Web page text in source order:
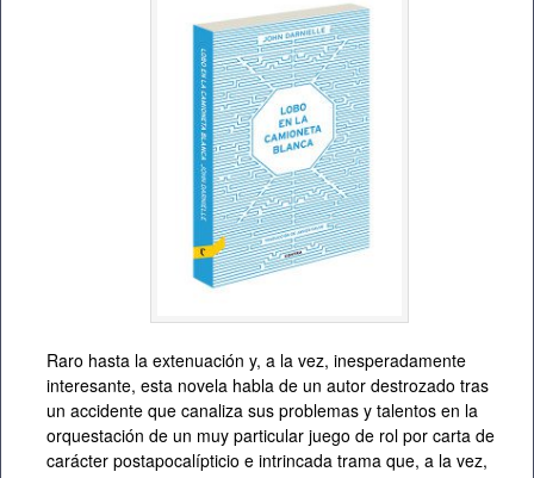
Raro hasta la extenuación y, a la vez, inesperadamente
interesante, esta novela habla de un autor destrozado tras
un accidente que canaliza sus problemas y talentos en la
orquestación de un muy particular juego de rol por carta de
carácter postapocalípticio e intrincada trama que, a la vez,